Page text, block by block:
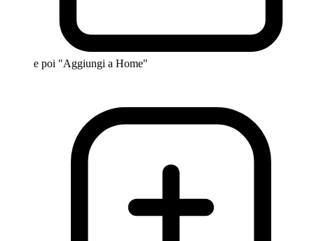
e poi "Aggiungi a Home"